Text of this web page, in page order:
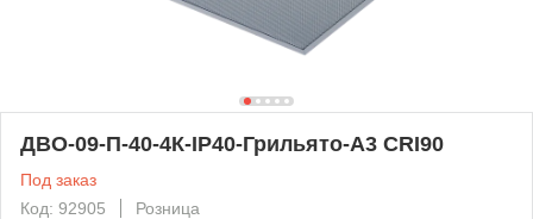
ДВО-09-П-40-4К-IP40-Грильято-А3 CRI90
Под заказ
Код: 92905
Розница